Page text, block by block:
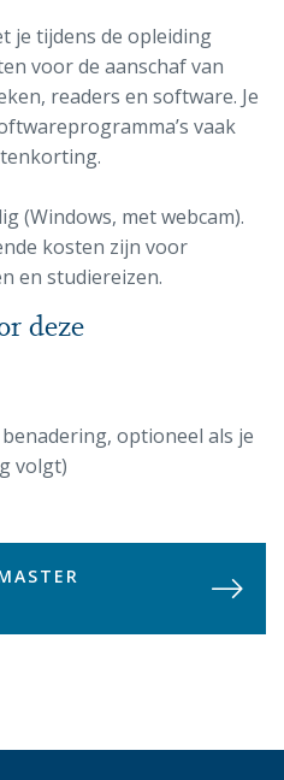
je tijdens de opleiding
voor de aanschaf van
readers en software. Je
vaak
(Windows, met webcam).
kosten zijn voor
en studiereizen.
deze
optioneel als je
volgt)